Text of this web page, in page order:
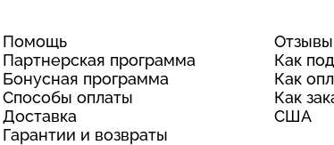
Помощь
Партнерская программа
Бонусная программа
Способы оплаты
Доставка
Гарантии и возвраты
Отзывы
Как
Как
Как
США